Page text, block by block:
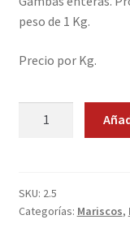
Promociones
Quienes somos
Términos y
peso de 1 Kg.
Precio por Kg.
SKU: 2.5
Categorías: Mariscos,